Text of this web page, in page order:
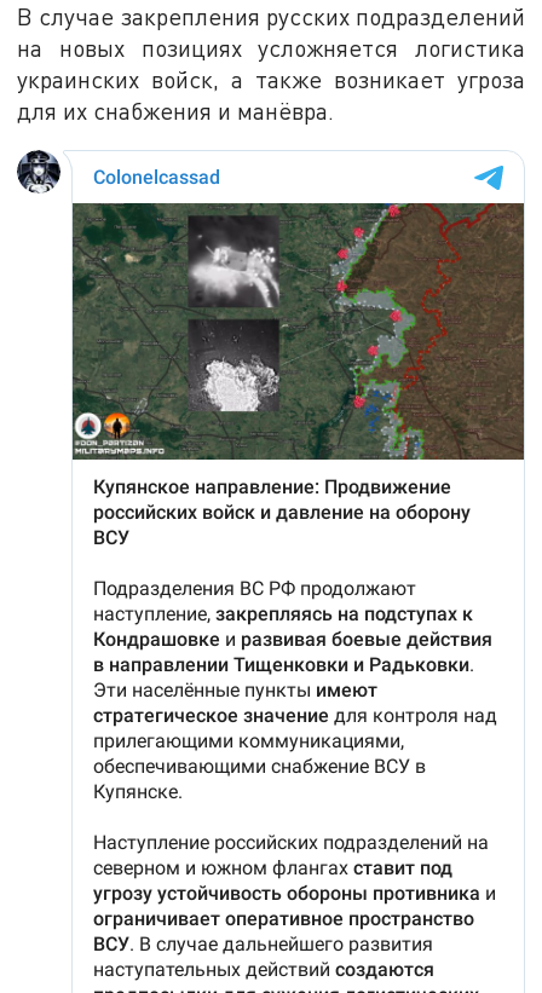
В случае закрепления русских подразделений
на новых позициях усложняется логистика
украинских войск, а также возникает угроза
для их снабжения и манёвра.